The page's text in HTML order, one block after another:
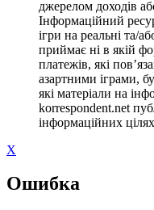
джерелом доходів
Інформаційний
ігри на реальні та/
приймає ні в якій
платежів, які
азартними іграми,
які матеріали на
korrespondent.net
інформаційних
X
Ошибка